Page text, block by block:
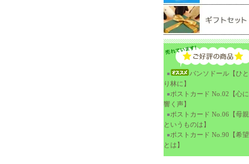
パンソドール【ひと
り林に】
ポストカード No.02【心に
響く声】
ポストカード No.06【母親
というものは】
ポストカード No.90【希望
とは】